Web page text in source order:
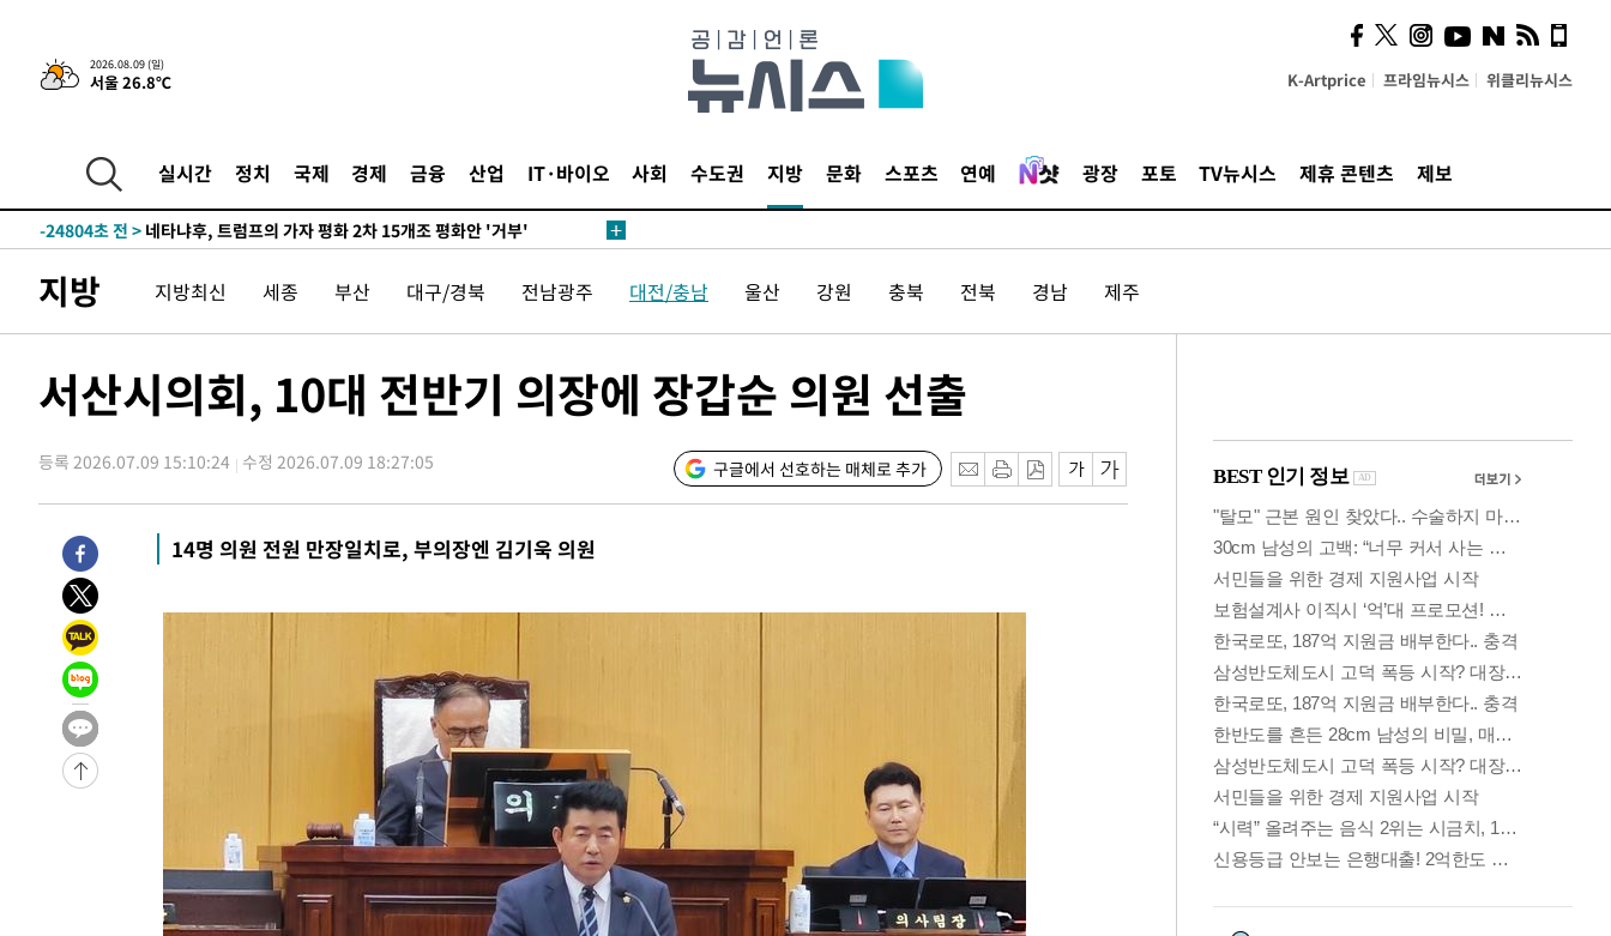
2026.08.09 (일)
서울 26.8℃ K-Artprice 프라임뉴시스 위클리뉴시스
실시간 정치 국제 경제 금융 산업 IT·바이오 사회 수도권 지방 문화 스포츠 연예 광장 포토 TV뉴시스 제휴 콘텐츠 제보
-29743초 전 >이강인, 5만 관중 앞 ATM 데뷔…뜨거운 응원 속 새출발(종합)
-26740초 전 >
[속보]'AT마드리드 7번' 이강인, 맨시티 상대로 비공식 데뷔전
-24804초 전 >네타냐후, 트럼프의 가자 평화 2차 15개조 평화안 '거부'
-21400초 전 >이강인 ATM 입단식에 '상암벌 들썩'…"세계적인 선수 되길"
-20396초 전 >
태풍 돌핀, 중 저장성 타이저우시 해안에 상륙 (1보)
44.40%
-15706초 전 >與 강원·TK 당원투표 합산 김민석 46.01%로 승리…정청래
44.53%
-15546초 전 >
[속보]與전대 권리당원투표…강원·경북 김민석, 대구 정청래 승리
-15353초 전 > [속보]與 당대표 경선, 경북 권리당원 투표 김민석 47.37%·정청래
득표
-12970초 전 >
"일본축구협회, 대한축구협회 성 접대 의혹 심판 조사"
-5612초 전 >
-977초 전 > "얼마나 더웠으면"…안동 물길공원서 헤엄친 구렁이 '소동'
-904초 전 >
-176초 전 >
'2경기 연속 침묵' 손흥민, 톨루카전 68분만 뛰고 슈팅 0개
17분 전 >
이강인, 오늘 서울서 AT마드리드 입단식…'전례 없는 특급대우'
-29743초 전 >
이강인, 5만 관중 앞 ATM 데뷔…뜨거운 응원 속 새출발(종합)
-29499초 전 >
'AT마드리드 7번' 이강인 데뷔전…맨시티에 1-3 역전패(종합)
'AT마드리드 7번' 이강인, 맨시티 상대로 비공식 데뷔전
[속보]'AT마드리드 7번' 이강인, 맨시티 상대로 비공식 데뷔전
네타냐후, 트럼프의 가자 평화 2차 15개조 평화안 '거부'
이강인 ATM 입단식에 '상암벌 들썩'…"세계적인 선수 되길"
지방 지방최신 세종 부산 대구/경북 전남광주 대전/충남 울산 강원 충북 전북 경남 제주
서산시의회, 10대 전반기 의장에 장갑순 의원 선출
등록 2026.07.09 15:10:24 수정 2026.07.09 18:27:05 구글에서 선호하는 매체로 추가
14명 의원 전원 만장일치로, 부의장엔 김기욱 의원
사이 해답 찾았죠"…알을
깨고 나온 '초자아'